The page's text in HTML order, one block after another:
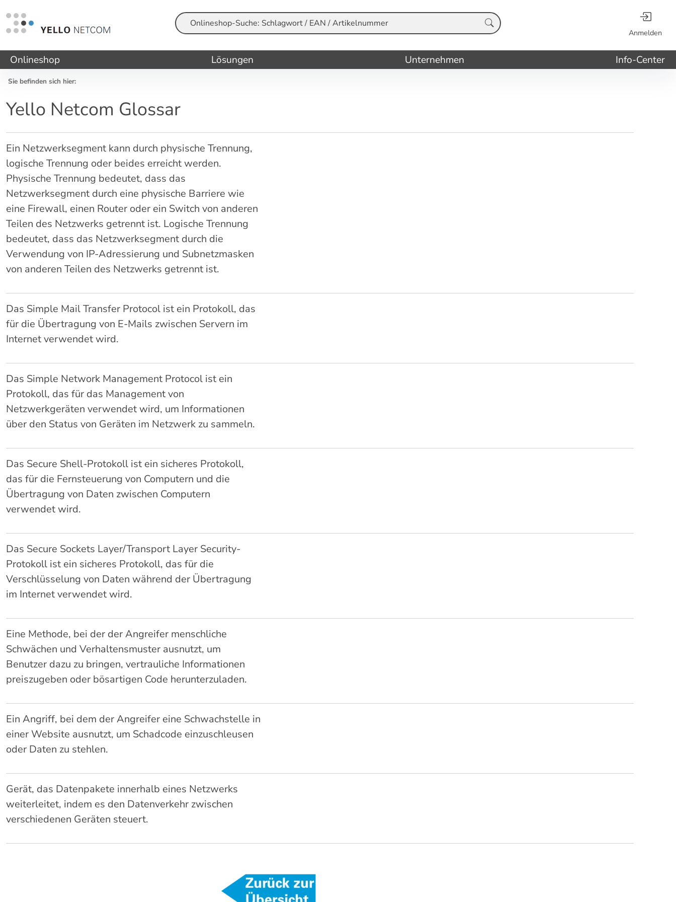
Suche Anmelden
Onlineshop Lösungen Unternehmen Info-Center
Sie befinden sich hier:
Yello Netcom Glossar
Ein Netzwerksegment kann durch physische Trennung,
logische Trennung oder beides erreicht werden.
Physische Trennung bedeutet, dass das
Netzwerksegment durch eine physische Barriere wie
eine Firewall, einen Router oder ein Switch von anderen
Teilen des Netzwerks getrennt ist. Logische Trennung
bedeutet, dass das Netzwerksegment durch die
Verwendung von IP-Adressierung und Subnetzmasken
von anderen Teilen des Netzwerks getrennt ist.
Das Simple Mail Transfer Protocol ist ein Protokoll, das
für die Übertragung von E-Mails zwischen Servern im
Internet verwendet wird.
Das Simple Network Management Protocol ist ein
Protokoll, das für das Management von
Netzwerkgeräten verwendet wird, um Informationen
über den Status von Geräten im Netzwerk zu sammeln.
Das Secure Shell-Protokoll ist ein sicheres Protokoll,
das für die Fernsteuerung von Computern und die
Übertragung von Daten zwischen Computern
verwendet wird.
Das Secure Sockets Layer/Transport Layer Security-
Protokoll ist ein sicheres Protokoll, das für die
Verschlüsselung von Daten während der Übertragung
im Internet verwendet wird.
Eine Methode, bei der der Angreifer menschliche
Schwächen und Verhaltensmuster ausnutzt, um
Benutzer dazu zu bringen, vertrauliche Informationen
preiszugeben oder bösartigen Code herunterzuladen.
Ein Angriff, bei dem der Angreifer eine Schwachstelle in
einer Website ausnutzt, um Schadcode einzuschleusen
oder Daten zu stehlen.
Gerät, das Datenpakete innerhalb eines Netzwerks
weiterleitet, indem es den Datenverkehr zwischen
verschiedenen Geräten steuert.